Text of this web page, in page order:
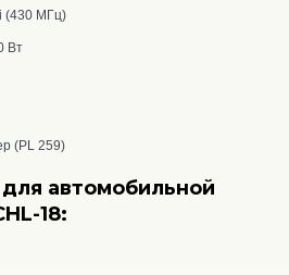
(430 MГц)
Вт
(PL 259)
автомобильной
18: